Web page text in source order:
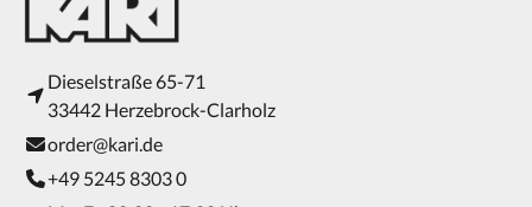
Dieselstraße 65-71
33442 Herzebrock-Clarholz
order@kari.de
+49 5245 8303 0